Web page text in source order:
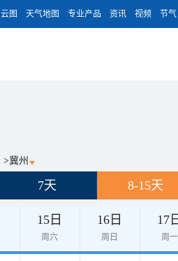
云图 天气地图 专业产品 资讯 视频 节气
>冀州
7天 8-15天
15日
周六
16日
周日
17
周一